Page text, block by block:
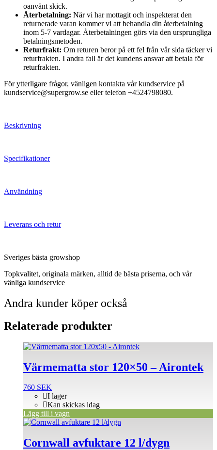
oanvänt skick.
Återbetalning: När vi har mottagit och inspekterat den
returnerade varan kommer vi att behandla din återbetalning
inom 5-7 vardagar. Återbetalningen görs via den ursprungliga
betalningsmetoden.
Returfrakt: Om returen beror på ett fel från vår sida täcker vi
returfrakten. I andra fall är det kundens ansvar att betala för
returfrakten.
För ytterligare frågor, vänligen kontakta vår kundservice på
kundservice@supergrow.se eller telefon +4524798080.
Beskrivning
Specifikationer
Användning
Leverans och retur
Sveriges bästa growshop
Topkvalitet, originala märken, alltid de bästa priserna, och vår
vänliga kundservice
Andra kunder köper också
Relaterade produkter
Värmematta stor 120×50 – Airontek
760 SEK
I lager
Kan skickas idag
Lägg till i vagn
Cornwall avfuktare 12 l/dygn